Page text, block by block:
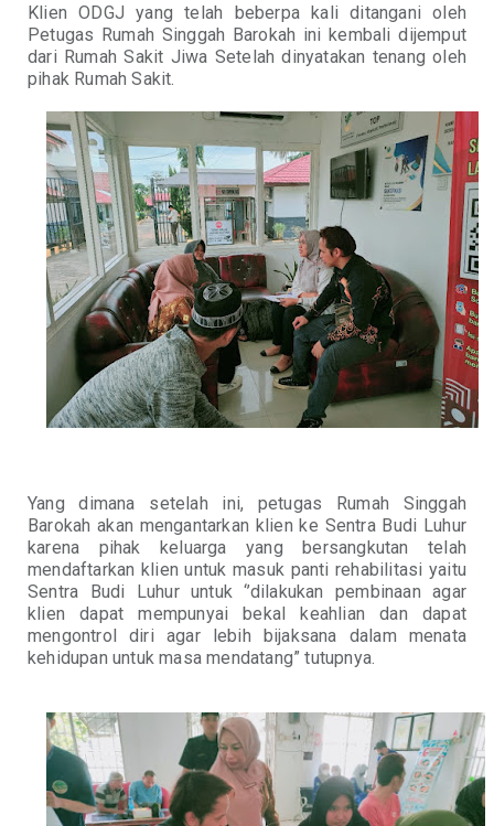
Klien ODGJ yang telah beberpa kali ditangani oleh
Petugas Rumah Singgah Barokah ini kembali dijemput
dari Rumah Sakit Jiwa Setelah dinyatakan tenang oleh
pihak Rumah Sakit.
Yang dimana setelah ini, petugas Rumah Singgah
Barokah akan mengantarkan klien ke Sentra Budi Luhur
karena pihak keluarga yang bersangkutan telah
mendaftarkan klien untuk masuk panti rehabilitasi yaitu
Sentra Budi Luhur untuk ‘’dilakukan pembinaan agar
klien dapat mempunyai bekal keahlian dan dapat
mengontrol diri agar lebih bijaksana dalam menata
kehidupan untuk masa mendatang” tutupnya.